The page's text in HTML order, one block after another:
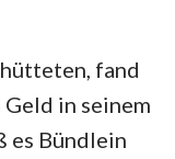
fand
in seinem
es Bündlein